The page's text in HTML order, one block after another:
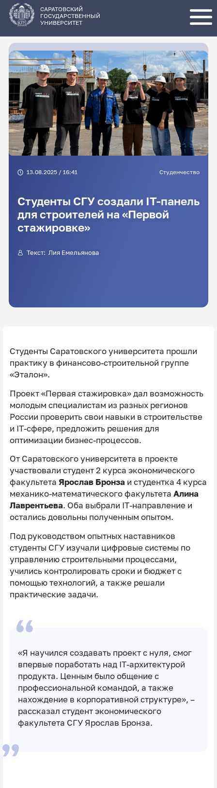
основному
содержанию
САРАТОВСКИЙ
ГОСУДАРСТВЕННЫЙ
УНИВЕРСИТЕТ
13.08.2025 / 16:41 Студенчество
Студенты СГУ создали IT-панель
для строителей на «Первой
стажировке»
Текст: Лия Емельянова
Студенты Саратовского университета прошли
практику в финансово-строительной группе
«Эталон».
Проект «Первая стажировка» дал возможность
молодым специалистам из разных регионов
России проверить свои навыки в строительстве
и IT-сфере, предложить решения для
оптимизации бизнес-процессов.
От Саратовского университета в проекте
участвовали студент 2 курса экономического
факультета Ярослав Бронзаи студентка 4 курса
механико-математического факультета Алина
Лаврентьева. Оба выбрали IT-направление и
остались довольны полученным опытом.
Под руководством опытных наставников
студенты СГУ изучали цифровые системы по
управлению строительными процессами,
учились контролировать сроки и бюджет с
помощью технологий, а также решали
практические задачи.
«Я научился создавать проект с нуля, смог
впервые поработать над IT-архитектурой
продукта. Ценным было общение с
профессиональной командой, а также
нахождение в корпоративной структуре», –
рассказал студент экономического
факультета СГУ Ярослав Бронза.